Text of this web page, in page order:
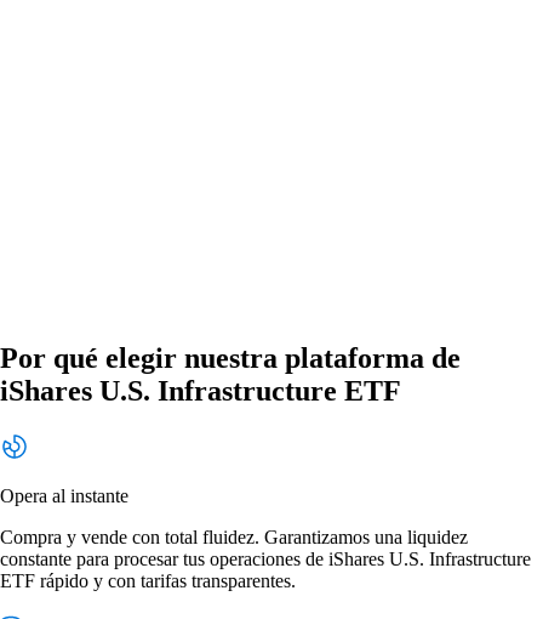
Por qué elegir nuestra plataforma de
iShares U.S. Infrastructure ETF
Opera al instante
Compra y vende con total fluidez. Garantizamos una liquidez
constante para procesar tus operaciones de iShares U.S. Infrastructure
ETF rápido y con tarifas transparentes.